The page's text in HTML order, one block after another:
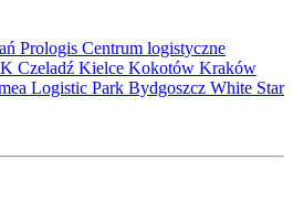
Prologis Centrum logistyczne
Czeladź Kielce Kokotów Kraków
Logistic Park Bydgoszcz White Star